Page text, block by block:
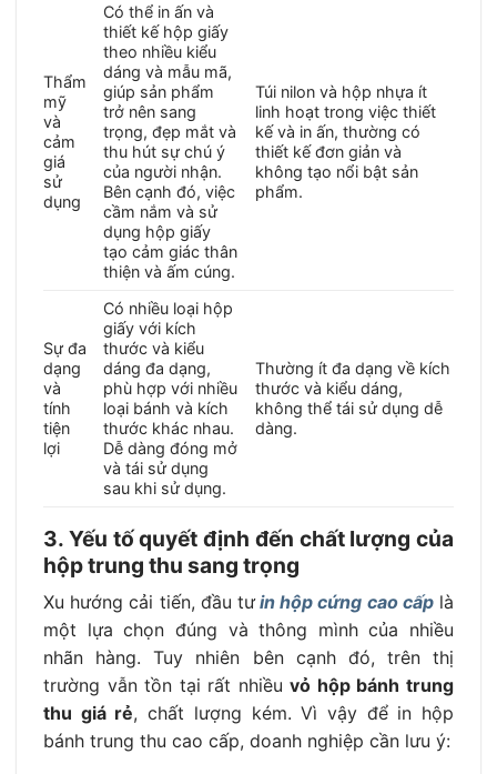
Thẩm
mỹ
và
cảm
giá
sử
dụng
Có thể in ấn và
thiết kế hộp giấy
theo nhiều kiểu
dáng và mẫu mã,
giúp sản phẩm
trở nên sang
trọng, đẹp mắt và
thu hút sự chú ý
của người nhận.
Bên cạnh đó, việc
cầm nắm và sử
dụng hộp giấy
tạo cảm giác thân
thiện và ấm cúng.
Túi nilon và hộp nhựa ít
linh hoạt trong việc thiết
kế và in ấn, thường có
thiết kế đơn giản và
không tạo nổi bật sản
phẩm.
Sự đa
dạng
và
tính
tiện
lợi
Có nhiều loại hộp
giấy với kích
thước và kiểu
dáng đa dạng,
phù hợp với nhiều
loại bánh và kích
thước khác nhau.
Dễ dàng đóng mở
và tái sử dụng
sau khi sử dụng.
Thường ít đa dạng về kích
thước và kiểu dáng,
không thể tái sử dụng dễ
dàng.
3. Yếu tố quyết định đến chất lượng của
hộp trung thu sang trọng
Xu hướng cải tiến, đầu tưin hộp cứng cao cấplà
một lựa chọn đúng và thông mình của nhiều
nhãn hàng. Tuy nhiên bên cạnh đó, trên thị
trường vẫn tồn tại rất nhiềuvỏ hộp bánh trung
thu giá rẻ, chất lượng kém. Vì vậy để in hộp
bánh trung thu cao cấp, doanh nghiệp cần lưu ý: